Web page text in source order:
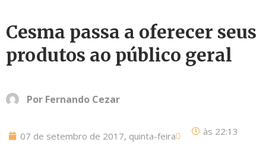
Cesma passa a oferecer seus
produtos ao público geral
Por Fernando Cezar
07 de setembro de 2017, quinta-feira às 22:13